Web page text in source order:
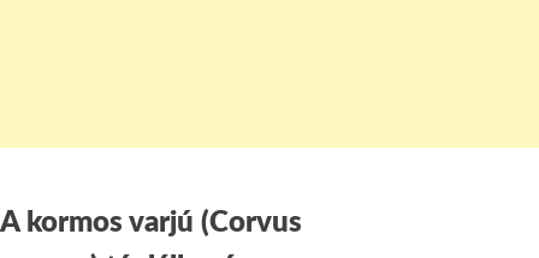
A kormos varjú (Corvus